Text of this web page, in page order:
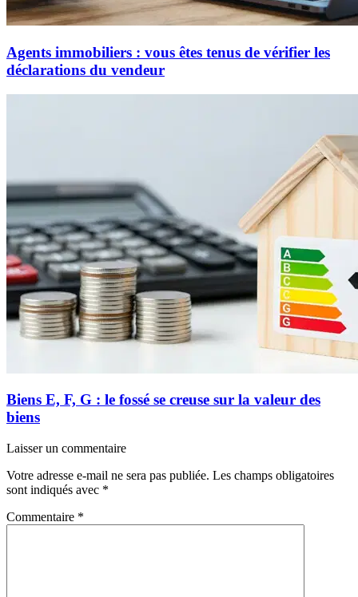
Agents immobiliers : vous êtes tenus de vérifier les
déclarations du vendeur
Biens E, F, G : le fossé se creuse sur la valeur des
biens
Laisser un commentaire
Votre adresse e-mail ne sera pas publiée. Les champs obligatoires
sont indiqués avec *
Commentaire *